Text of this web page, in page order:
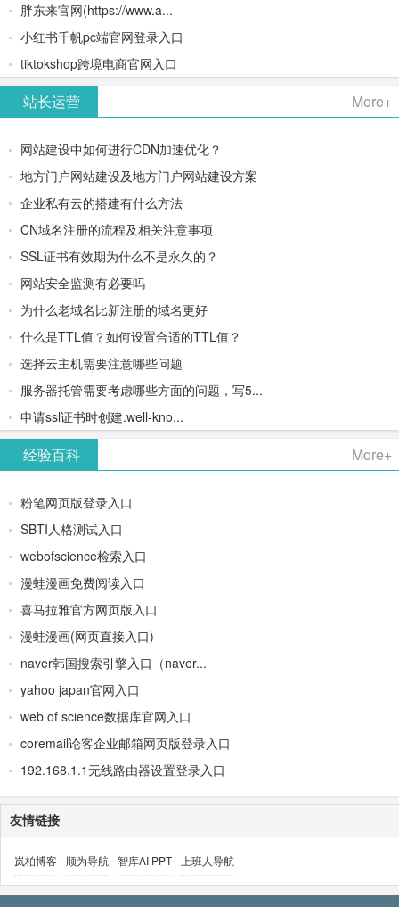
胖东来官网(https://www.a...
小红书千帆pc端官网登录入口
tiktokshop跨境电商官网入口
站长运营 More+
网站建设中如何进行CDN加速优化？
地方门户网站建设及地方门户网站建设方案
企业私有云的搭建有什么方法
CN域名注册的流程及相关注意事项
SSL证书有效期为什么不是永久的？
网站安全监测有必要吗
为什么老域名比新注册的域名更好
什么是TTL值？如何设置合适的TTL值？
选择云主机需要注意哪些问题
服务器托管需要考虑哪些方面的问题，写5...
申请ssl证书时创建.well-kno...
经验百科 More+
粉笔网页版登录入口
SBTI人格测试入口
webofscience检索入口
漫蛙漫画免费阅读入口
喜马拉雅官方网页版入口
漫蛙漫画(网页直接入口)
naver韩国搜索引擎入口（naver...
yahoo japan官网入口
web of science数据库官网入口
coremail论客企业邮箱网页版登录入口
192.168.1.1无线路由器设置登录入口
友情链接
岚柏博客 顺为导航 智库AI PPT 上班人导航